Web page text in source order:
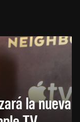
la nueva